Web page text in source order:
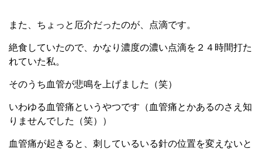
また、ちょっと厄介だったのが、点滴です。
絶食していたので、かなり濃度の濃い点滴を２４時間打た
れていた私。
そのうち血管が悲鳴を上げました（笑）
いわゆる血管痛というやつです（血管痛とかあるのさえ知
りませんでした（笑））
血管痛が起きると、刺しているいる針の位置を変えないと